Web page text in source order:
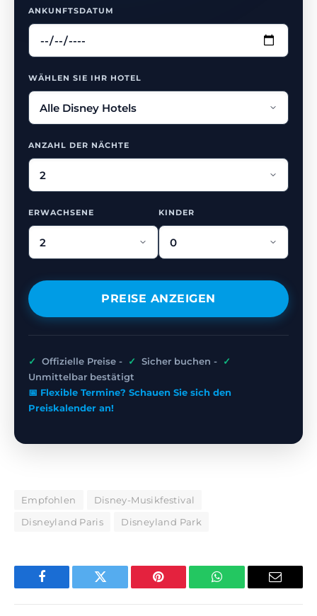
ANKUNFTSDATUM
WÄHLEN SIE IHR HOTEL
ANZAHL DER NÄCHTE
ERWACHSENE KINDER
PREISE ANZEIGEN
✓ Offizielle Preise - ✓ Sicher buchen -
✓
Unmittelbar bestätigt
📅 Flexible Termine? Schauen Sie sich den
Preiskalender an!
Empfohlen
Disney-Musikfestival
Disneyland Paris
Disneyland Park
Facebook Twitter Pinterest WhatsApp E-